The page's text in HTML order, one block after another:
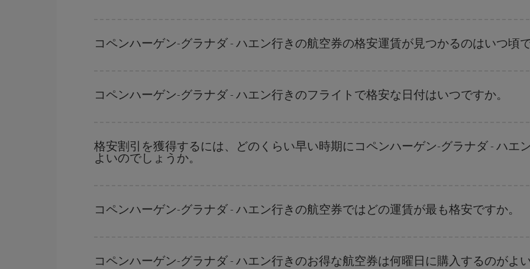
運賃を獲得できます。
コペンハーゲン-グラナダ - ハエン行きの航空券の格安運賃が見つかるのはいつ頃
ーズンです。 また、週末のご旅行をお考えなら 出来るだけ早い時期に航空券をご購入いただくことで、格安運賃が見つけやす
コペンハーゲン-グラナダ - ハエン行きのフライトで格安な日付はいつですか。
だけではなく、往路および復路で近い日付の格安航空券 も表示されるため、お得な運賃を見つけることができます。 また、
を探すことでより格安な運賃の航空券が見つかることがあります。
格安割引を獲得するには、どのくらい早い時期にコペンハーゲン-グラナダ - ハエ
よいのでしょうか。
早い時期でのご購入が
とても重要 です。
コペンハーゲン-グラナダ - ハエン行きの航空券ではどの運賃が最も格安ですか。
コペンハーゲン-グラナダ - ハエン行きのお得な航空券は何曜日に購入するのがよ